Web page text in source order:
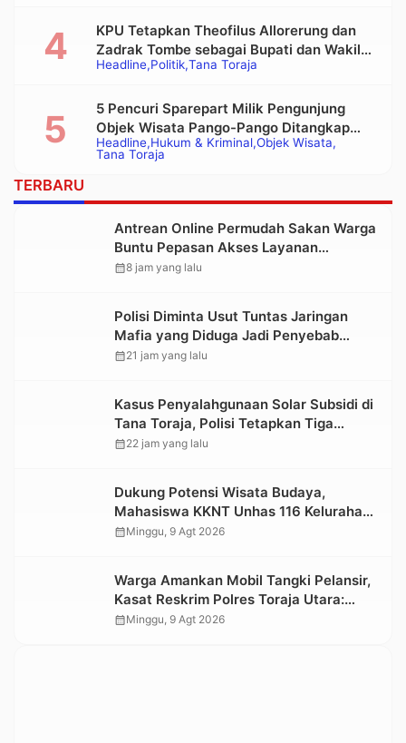
Headline Politik Tana Toraja
KPU Tetapkan Theofilus Allorerung dan
Zadrak Tombe sebagai Bupati dan Wakil
Bupati Tana Toraja Terpilih
Headline Hukum & Kriminal Objek Wisata
Tana Toraja
5 Pencuri Sparepart Milik Pengunjung
Objek Wisata Pango-Pango Ditangkap
Polisi
TERBARU
Antrean Online Permudah Sakan Warga
Buntu Pepasan Akses Layanan
Kesehatan Tanpa Hambatan
calendar_month8 jam yang lalu
Polisi Diminta Usut Tuntas Jaringan
Mafia yang Diduga Jadi Penyebab
Kelangkaan BBM di Toraja
calendar_month21 jam yang lalu
Kasus Penyalahgunaan Solar Subsidi di
Tana Toraja, Polisi Tetapkan Tiga
Tersangka Baru
calendar_month22 jam yang lalu
Dukung Potensi Wisata Budaya,
Mahasiswa KKNT Unhas 116 Kelurahan
Nonongan Utara Pasang Papan
calendar_monthMinggu, 9 Agt 2026
Warga Amankan Mobil Tangki Pelansir,
Kasat Reskrim Polres Toraja Utara:
Proses Hukum Berjalan Transparan
calendar_monthMinggu, 9 Agt 2026